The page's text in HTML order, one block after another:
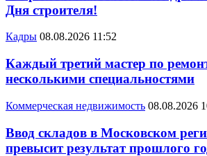
Дня строителя!
Кадры 08.08.2026 11:52
Каждый третий мастер по
несколькими специальностями
Коммерческая недвижимость 08.08.2026
Ввод складов в Московском
превысит результат прошлого